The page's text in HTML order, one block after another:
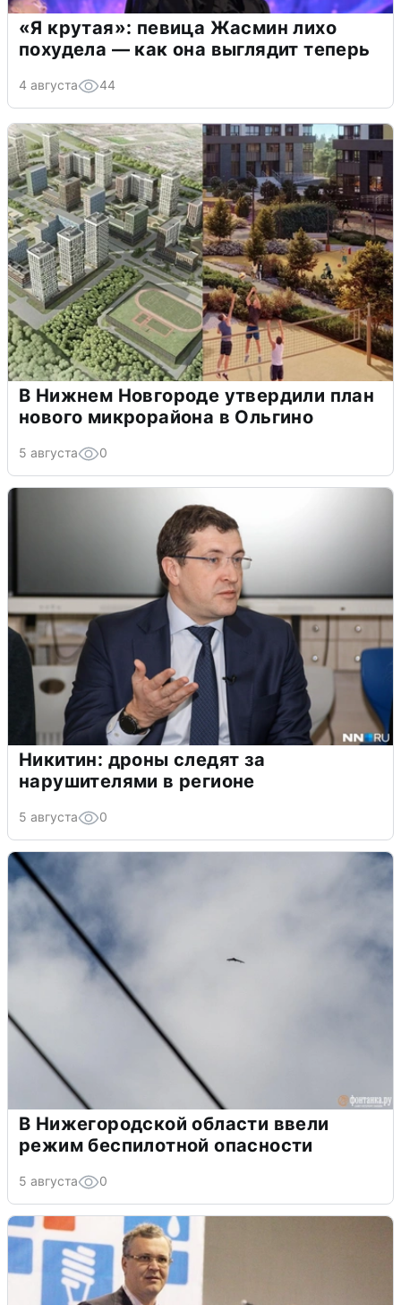
«Я крутая»: певица Жасмин лихо
похудела — как она выглядит теперь
4 августа 44
В Нижнем Новгороде утвердили план
нового микрорайона в Ольгино
5 августа 0
Никитин: дроны следят за
нарушителями в регионе
5 августа 0
В Нижегородской области ввели
режим беспилотной опасности
5 августа 0